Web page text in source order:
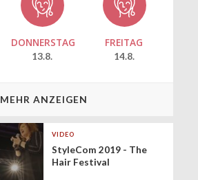
DONNERSTAG
13.8.
FREITAG
14.8.
MEHR ANZEIGEN
VIDEO
StyleCom 2019 - The
Hair Festival